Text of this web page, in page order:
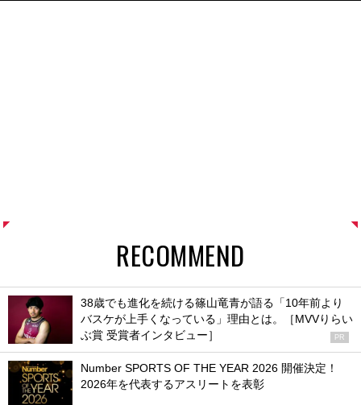
RECOMMEND
38歳でも進化を続ける篠山竜青が語る「10年前より
バスケが上手くなっている」理由とは。［MVVりらい
ぶ賞 受賞者インタビュー］
PR
Number SPORTS OF THE YEAR 2026 開催決定！
2026年を代表するアスリートを表彰